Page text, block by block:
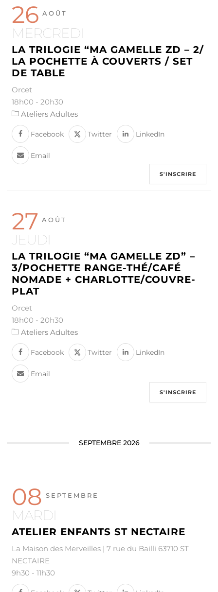
26 AOÛT
MERCREDI
LA TRILOGIE “MA GAMELLE ZD – 2/
LA POCHETTE À COUVERTS / SET
DE TABLE
Orcet
18h00 -20h30
Ateliers Adultes
Facebook Twitter LinkedIn
Email
S'INSCRIRE
27 AOÛT
JEUDI
LA TRILOGIE “MA GAMELLE ZD” –
3/POCHETTE RANGE-THÉ/CAFÉ
NOMADE + CHARLOTTE/COUVRE-
PLAT
Orcet
18h00 -20h30
Ateliers Adultes
Facebook Twitter LinkedIn
Email
S'INSCRIRE
SEPTEMBRE 2026
08 SEPTEMBRE
MARDI
ATELIER ENFANTS ST NECTAIRE
La Maison des Merveilles | 7 rue du Bailli 63710 ST
NECTAIRE
9h30 -11h30